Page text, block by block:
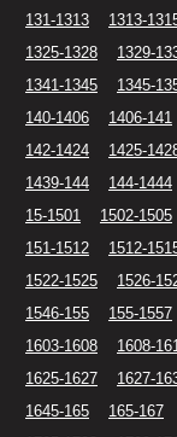
131-1313
1313-
1325-1328
1329-
1341-1345
1345-
140-1406
1406-141
142-1424
1425-
1439-144
144-1444
15-1501
1502-1505
151-1512
1512-
1522-1525
1526-
1546-155
155-1557
1603-1608
1608-
1625-1627
1627-
1645-165
165-167